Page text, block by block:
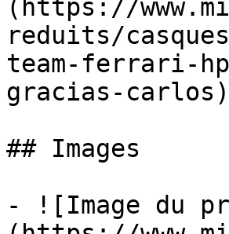
(https://
reduits/
team-ferrari-
gracias-carlos)
## Images
- ![Image du